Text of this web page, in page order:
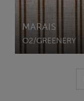
MARAIS
O2/GREENERY